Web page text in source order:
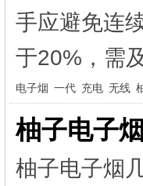
手应避免连
于20%，需
电子烟 一代 充电 无线
柚子电子
柚子电子烟